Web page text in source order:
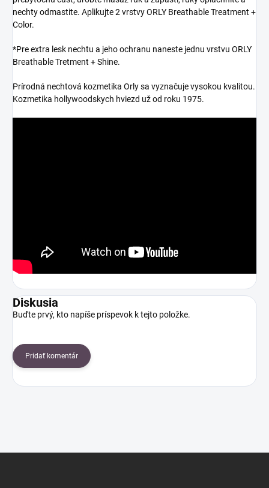
nechty odmastite. Aplikujte 2 vrstvy ORLY Breathable Treatment +
Color.
*Pre extra lesk nechtu a jeho ochranu naneste jednu vrstvu ORLY
Breathable Tretment + Shine.
Prírodná nechtová kozmetika Orly sa vyznačuje vysokou kvalitou.
Kozmetika hollywoodskych hviezd už od roku 1975.
Diskusia
Buďte prvý, kto napíše príspevok k tejto položke.
Pridať komentár